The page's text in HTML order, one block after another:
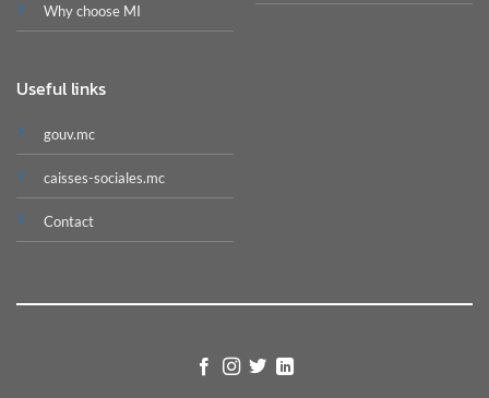
Why choose MI
Useful links
gouv.mc
caisses-sociales.mc
Contact